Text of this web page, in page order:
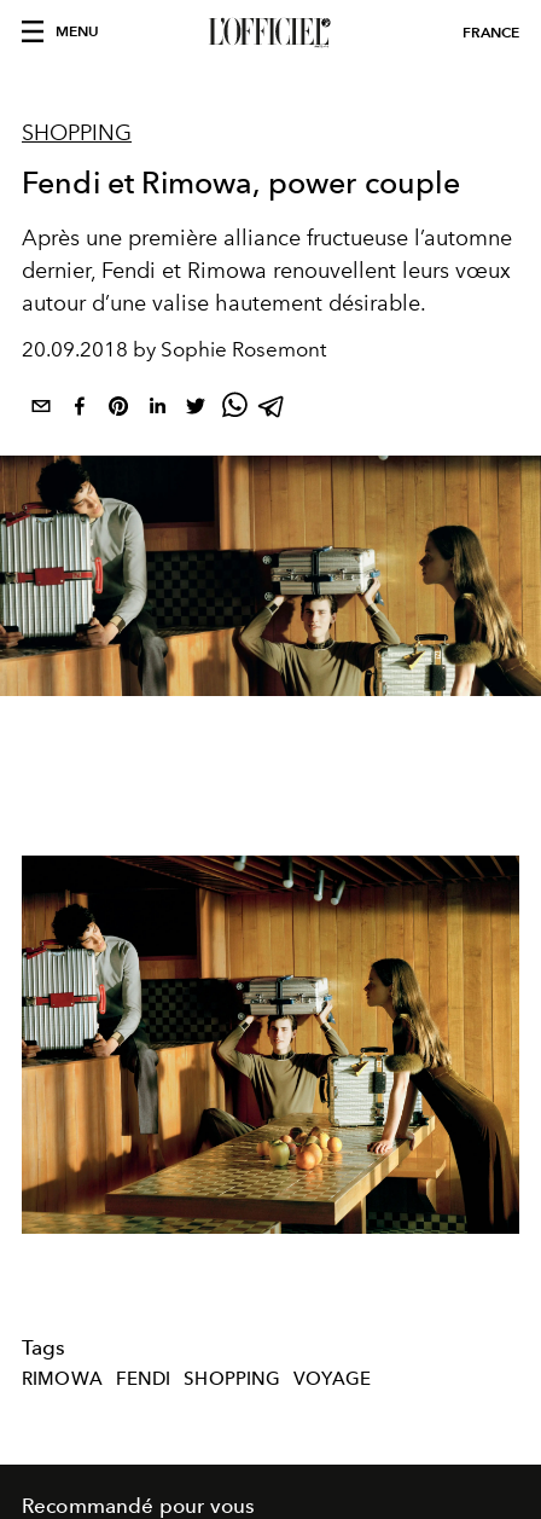
MENU FRANCE
SHOPPING
Fendi et Rimowa, power couple
Après une première alliance fructueuse l’automne
dernier, Fendi et Rimowa renouvellent leurs vœux
autour d’une valise hautement désirable.
20.09.2018 by Sophie Rosemont
Tags
RIMOWA FENDI SHOPPING VOYAGE
Recommandé pour vous